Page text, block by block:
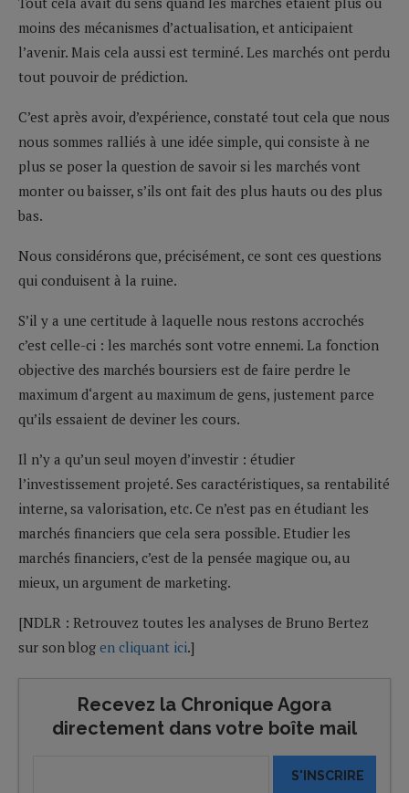
moins des mécanismes d’actualisation, et anticipaient
l’avenir. Mais cela aussi est terminé. Les marchés ont perdu
tout pouvoir de prédiction.
C’est après avoir, d’expérience, constaté tout cela que nous
nous sommes ralliés à une idée simple, qui consiste à ne
plus se poser la question de savoir si les marchés vont
monter ou baisser, s’ils ont fait des plus hauts ou des plus
bas.
Nous considérons que, précisément, ce sont ces questions
qui conduisent à la ruine.
S’il y a une certitude à laquelle nous restons accrochés
c’est celle-ci : les marchés sont votre ennemi. La fonction
objective des marchés boursiers est de faire perdre le
maximum d‘argent au maximum de gens, justement parce
qu’ils essaient de deviner les cours.
Il n’y a qu’un seul moyen d’investir : étudier
l’investissement projeté. Ses caractéristiques, sa rentabilité
interne, sa valorisation, etc. Ce n’est pas en étudiant les
marchés financiers que cela sera possible. Etudier les
marchés financiers, c’est de la pensée magique ou, au
mieux, un argument de marketing.
[NDLR : Retrouvez toutes les analyses de Bruno Bertez
sur son blog en cliquant ici.]
Recevez la Chronique Agora
directement dans votre boîte mail
S'INSCRIRE